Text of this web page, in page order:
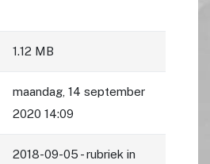
1.12 MB
maandag, 14 september
2020 14:09
2018-09-05 - rubriek in